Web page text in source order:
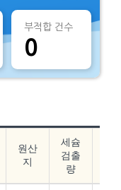
부적합 건수
0
원산
지
세슘
검출
량